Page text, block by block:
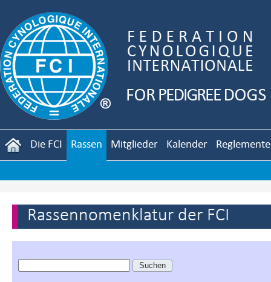
Die FCI Rassen Mitglieder Kalender Reglemente
Rassennomenklatur der FCI